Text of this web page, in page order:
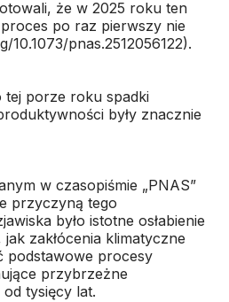
że w 2025 roku ten
po raz pierwszy nie
10.1073/pnas.2512056122).
porze roku spadki
były znacznie
w czasopiśmie „PNAS”
przyczyną tego
było istotne osłabienie
zakłócenia klimatyczne
podstawowe procesy
przybrzeżne
tysięcy lat.